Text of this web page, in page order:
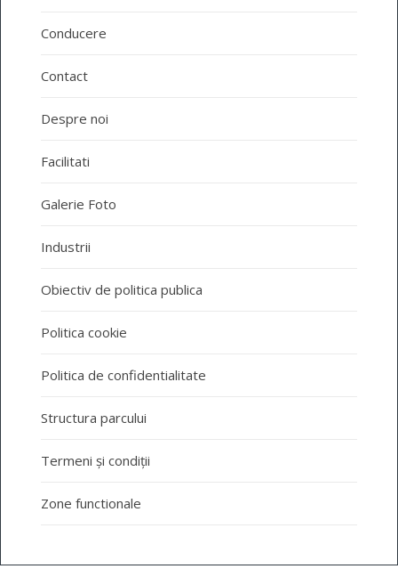
Conducere
Contact
Despre noi
Facilitati
Galerie Foto
Industrii
Obiectiv de politica publica
Politica cookie
Politica de confidentialitate
Structura parcului
Termeni și condiții
Zone functionale